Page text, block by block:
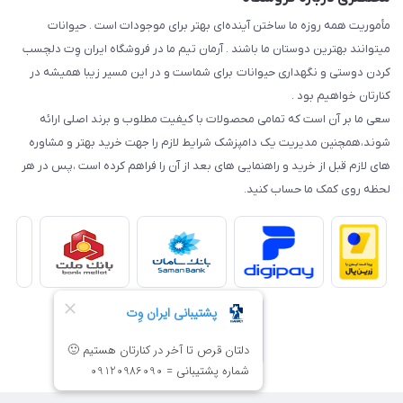
مأموریت همه روزه ما ساختن آینده‌ای بهتر برای موجودات است . حیوانات
میتوانند بهترین دوستان ما باشند . آرمان تیم ما در فروشگاه ایران وِت دلچسب
کردن دوستی و نگهداری حیوانات برای شماست و در این مسیر زیبا همیشه در
کنارتان خواهیم بود .
سعی ما بر آن است که تمامی محصولات با کیفیت مطلوب و برند اصلی ارائه
شوند،همچنین مدیریت یک دامپزشک شرایط لازم را جهت خرید بهتر و مشاوره
های لازم قبل از خرید و راهنمایی های بعد از آن را فراهم کرده است ،پس در هر
لحظه روی کمک ما حساب کنید.